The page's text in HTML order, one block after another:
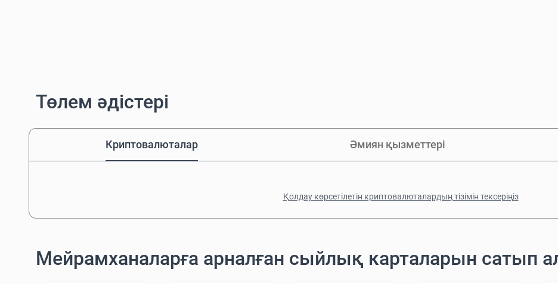
Төлем әдістері
Криптовалюталар Әмиян қызметтері
Қолдау көрсетілетін криптовалюталардың тізімін тексеріңіз
Мейрамханаларға арналған сыйлық карталарын сатып